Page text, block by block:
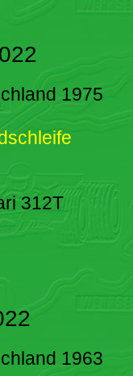
1975
312T
1963